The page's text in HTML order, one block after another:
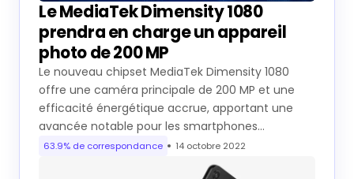
Le MediaTek Dimensity 1080
prendra en charge un appareil
photo de 200 MP
Le nouveau chipset MediaTek Dimensity 1080
offre une caméra principale de 200 MP et une
efficacité énergétique accrue, apportant une
avancée notable pour les smartphones…
63.9% de correspondance 14 octobre 2022